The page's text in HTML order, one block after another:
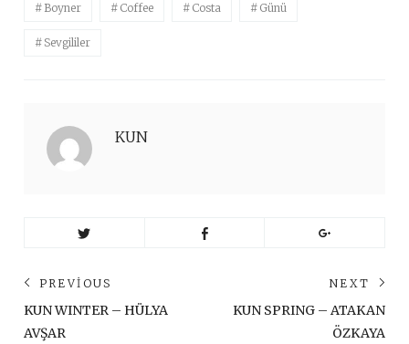
Boyner Coffee Costa Günü
Sevgililer
KUN
Yazı
gezinmesi
PREVIOUS
Previous
post:
KUN WINTER – HÜLYA
AVŞAR
NEXT
KUN SPRING – ATAKAN
ÖZKAYA